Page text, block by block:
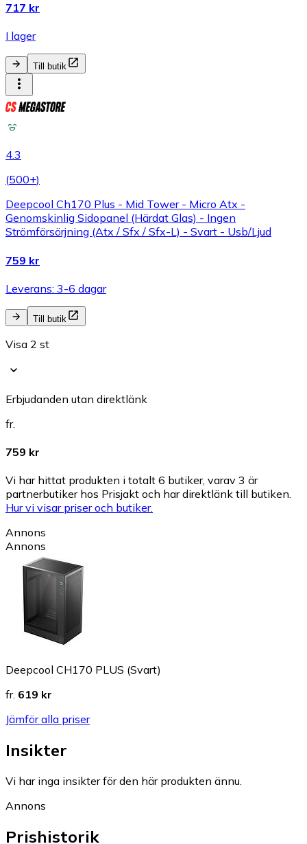
717 kr
I lager
Till butik
4.3
(500+)
Deepcool Ch170 Plus - Mid Tower - Micro Atx -
Genomskinlig Sidopanel (Härdat Glas) - Ingen
Strömförsörjning (Atx / Sfx / Sfx-L) - Svart - Usb/Ljud
759 kr
Leverans: 3-6 dagar
Till butik
Visa 2 st
Erbjudanden utan direktlänk
fr.
759 kr
Vi har hittat produkten i totalt 6 butiker, varav 3 är
partnerbutiker hos Prisjakt och har direktlänk till butiken.
Hur vi visar priser och butiker.
Annons
Annons
Deepcool CH170 PLUS (Svart)
fr. 619 kr
Jämför alla priser
Insikter
Vi har inga insikter för den här produkten ännu.
Annons
Prishistorik